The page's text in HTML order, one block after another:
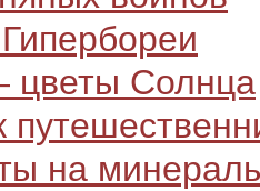
цветы Солнца
на